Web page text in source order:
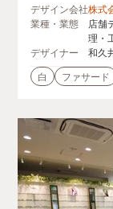
デザイン会社株式
業種・業態
店舗
理・
デザイナー
和久
白
ファサード